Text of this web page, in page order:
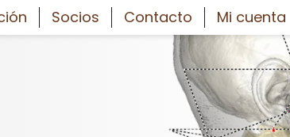
Socios Contacto Mi cuenta